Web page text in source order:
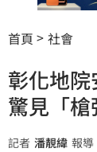
首頁 社會
彰化地
驚見「
記者 潘靚緯 報導